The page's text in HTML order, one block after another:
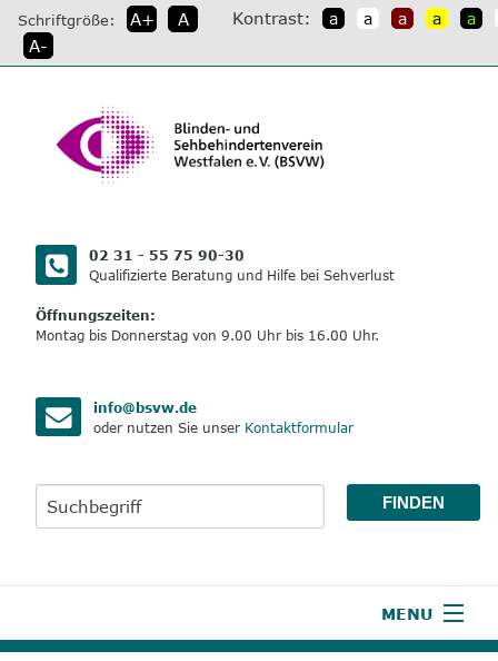
direkt
zum
Inhalt
Schriftgröße: A+
A
A-
Kontrast: a a a a a
02 31 - 55 75 90-30
Qualifizierte Beratung und Hilfe bei Sehverlust
Öffnungszeiten:
Montag bis Donnerstag von 9.00 Uhr bis 16.00 Uhr.
info@bsvw.de
oder nutzen Sie unser Kontaktformular
MENU